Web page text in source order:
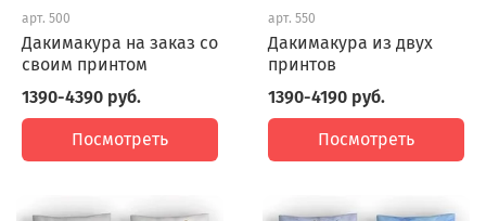
арт. 500
Дакимакура на заказ со
своим принтом
1390-4390 руб.
Посмотреть
арт. 550
Дакимакура из двух
принтов
1390-4190 руб.
Посмотреть